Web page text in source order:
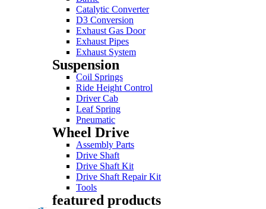
Catalytic Converter
D3 Conversion
Exhaust Gas Door
Exhaust Pipes
Exhaust System
Suspension
Coil Springs
Ride Height Control
Driver Cab
Leaf Spring
Pneumatic
Wheel Drive
Assembly Parts
Drive Shaft
Drive Shaft Kit
Drive Shaft Repair Kit
Tools
featured products